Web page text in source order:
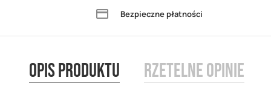
Bezpieczne płatności
Opis produktu Rzetelne opinie